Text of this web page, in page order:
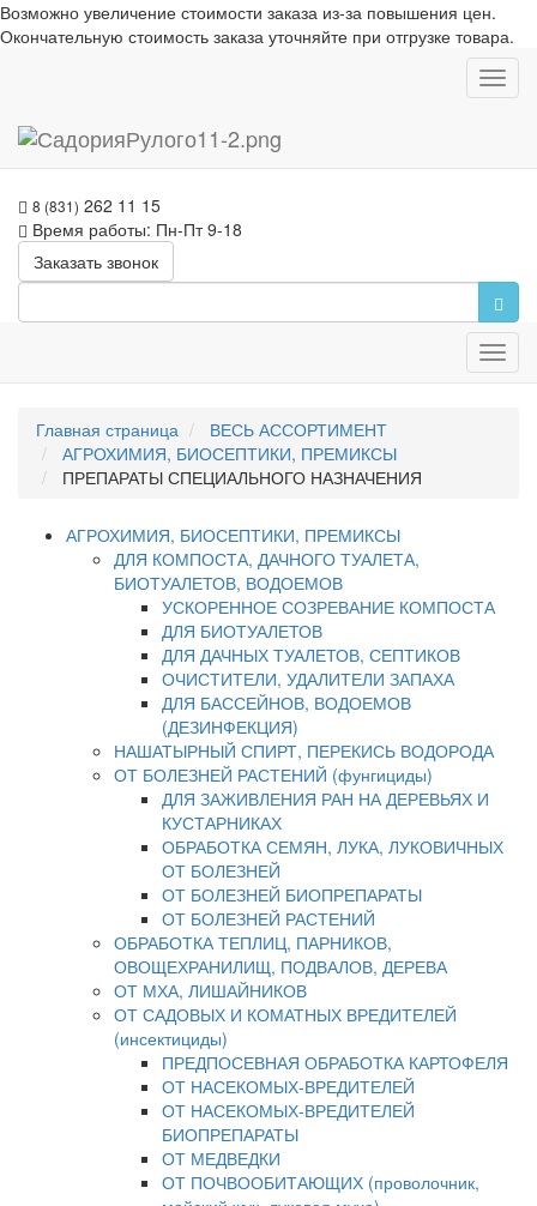
Возможно увеличение стоимости заказа из-за повышения цен.
Окончательную стоимость заказа уточняйте при отгрузке товара.
8 (831) 262 11 15
Время работы: Пн-Пт 9-18
Заказать звонок
Главная страница
ВЕСЬ АССОРТИМЕНТ
АГРОХИМИЯ, БИОСЕПТИКИ, ПРЕМИКСЫ
ПРЕПАРАТЫ СПЕЦИАЛЬНОГО НАЗНАЧЕНИЯ
АГРОХИМИЯ, БИОСЕПТИКИ, ПРЕМИКСЫ
ДЛЯ КОМПОСТА, ДАЧНОГО ТУАЛЕТА,
БИОТУАЛЕТОВ, ВОДОЕМОВ
УСКОРЕННОЕ СОЗРЕВАНИЕ КОМПОСТА
ДЛЯ БИОТУАЛЕТОВ
ДЛЯ ДАЧНЫХ ТУАЛЕТОВ, СЕПТИКОВ
ОЧИСТИТЕЛИ, УДАЛИТЕЛИ ЗАПАХА
ДЛЯ БАССЕЙНОВ, ВОДОЕМОВ
(ДЕЗИНФЕКЦИЯ)
НАШАТЫРНЫЙ СПИРТ, ПЕРЕКИСЬ ВОДОРОДА
ОТ БОЛЕЗНЕЙ РАСТЕНИЙ (фунгициды)
ДЛЯ ЗАЖИВЛЕНИЯ РАН НА ДЕРЕВЬЯХ И
КУСТАРНИКАХ
ОБРАБОТКА СЕМЯН, ЛУКА, ЛУКОВИЧНЫХ
ОТ БОЛЕЗНЕЙ
ОТ БОЛЕЗНЕЙ БИОПРЕПАРАТЫ
ОТ БОЛЕЗНЕЙ РАСТЕНИЙ
ОБРАБОТКА ТЕПЛИЦ, ПАРНИКОВ,
ОВОЩЕХРАНИЛИЩ, ПОДВАЛОВ, ДЕРЕВА
ОТ МХА, ЛИШАЙНИКОВ
ОТ САДОВЫХ И КОМАТНЫХ ВРЕДИТЕЛЕЙ
(инсектициды)
ПРЕДПОСЕВНАЯ ОБРАБОТКА КАРТОФЕЛЯ
ОТ НАСЕКОМЫХ-ВРЕДИТЕЛЕЙ
ОТ НАСЕКОМЫХ-ВРЕДИТЕЛЕЙ
БИОПРЕПАРАТЫ
ОТ МЕДВЕДКИ
ОТ ПОЧВООБИТАЮЩИХ (проволочник,